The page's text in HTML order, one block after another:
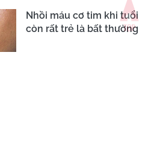
Nhồi máu cơ tim khi tuổi
còn rất trẻ là bất thường